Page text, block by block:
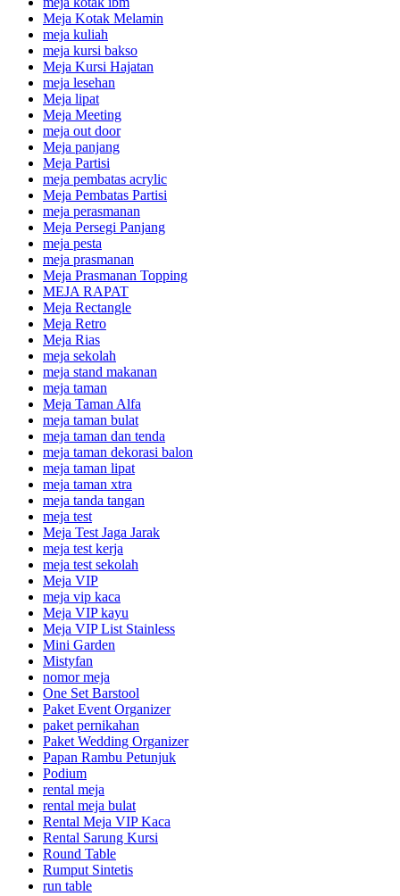
Meja Kotak Melamin
meja kuliah
meja kursi bakso
Meja Kursi Hajatan
meja lesehan
Meja lipat
Meja Meeting
meja out door
Meja panjang
Meja Partisi
meja pembatas acrylic
Meja Pembatas Partisi
meja perasmanan
Meja Persegi Panjang
meja pesta
meja prasmanan
Meja Prasmanan Topping
MEJA RAPAT
Meja Rectangle
Meja Retro
Meja Rias
meja sekolah
meja stand makanan
meja taman
Meja Taman Alfa
meja taman bulat
meja taman dan tenda
meja taman dekorasi balon
meja taman lipat
meja taman xtra
meja tanda tangan
meja test
Meja Test Jaga Jarak
meja test kerja
meja test sekolah
Meja VIP
meja vip kaca
Meja VIP kayu
Meja VIP List Stainless
Mini Garden
Mistyfan
nomor meja
One Set Barstool
Paket Event Organizer
paket pernikahan
Paket Wedding Organizer
Papan Rambu Petunjuk
Podium
rental meja
rental meja bulat
Rental Meja VIP Kaca
Rental Sarung Kursi
Round Table
Rumput Sintetis
run table